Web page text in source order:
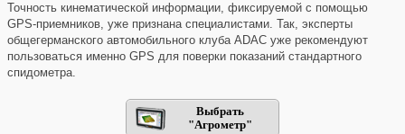
Точность кинематической информации, фиксируемой с помощью
GPS-приемников, уже признана специалистами. Так, эксперты
общегерманского автомобильного клуба ADAC уже рекомендуют
пользоваться именно GPS для поверки показаний стандартного
спидометра.
Выбрать
"Агрометр"